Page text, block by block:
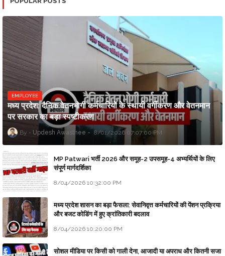
EMPLOYEE
मध्य प्रदेश: दैनिक वेतनभोगी कर्मचारियों के स्थायी वर्गीकरण और वेतनमान
पर सरकार का बड़ा स्पष्टीकरण
Updesh Awasthee 8/01/2026 07:07:00 PM
MP Patwari भर्ती 2026 और समूह-2 उपसमूह-4 अभ्यर्थियों के लिए
संपूर्ण मार्गदर्शिका
8/04/2026 10:32:00 PM
मध्य प्रदेश शासन का बड़ा फैसला: सेवानिवृत्त कर्मचारियों की पेंशन प्रक्रिया
और बजट कोडिंग में हुए क्रांतिकारी बदलाव
8/04/2026 10:20:00 PM
सोशल मीडिया पर किसी को गाली देना, आजादी या अपराध और कितनी सजा